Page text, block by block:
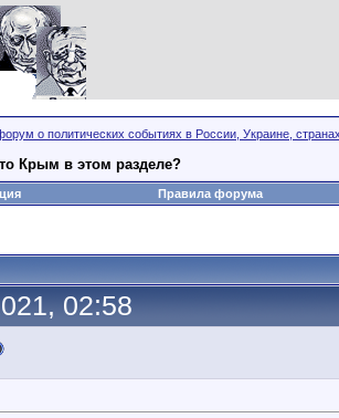
о политических событиях в России, Украине,
Крым в этом разделе?
Правила форума
02:58